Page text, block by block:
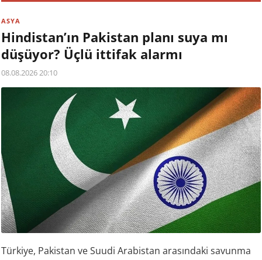
ASYA
Hindistan’ın Pakistan planı suya mı
düşüyor? Üçlü ittifak alarmı
08.08.2026 20:10
Türkiye, Pakistan ve Suudi Arabistan arasındaki savunma